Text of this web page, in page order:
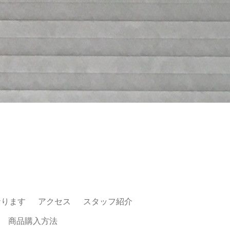
ます アクセス スタッフ紹介
商品購入方法